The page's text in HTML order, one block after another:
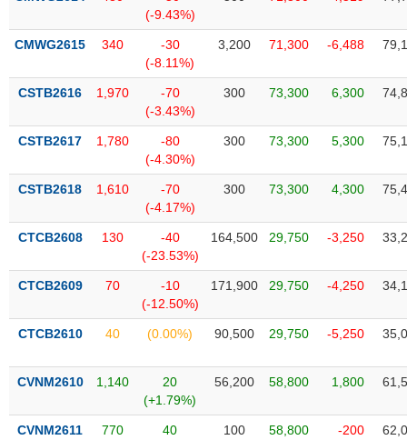
(-9.43%)
CMWG2615 340
-30
(-8.11%)
3,200 71,300 -6,488
CSTB2616 1,970
-70
(-3.43%)
300 73,300 6,300
CSTB2617 1,780
-80
(-4.30%)
300 73,300 5,300
CSTB2618 1,610
-70
(-4.17%)
300 73,300 4,300
CTCB2608 130
-40
(-23.53%)
164,500 29,750 -3,250
CTCB2609 70
-10
(-12.50%)
171,900 29,750 -4,250
CTCB2610 40 (0.00%) 90,500 29,750 -5,250
CVNM2610 1,140
20
(+1.79%)
56,200 58,800 1,800
CVNM2611 770
40
100 58,800 -200
Dịch
(-)
Đào
chính
Công
cụ
tư